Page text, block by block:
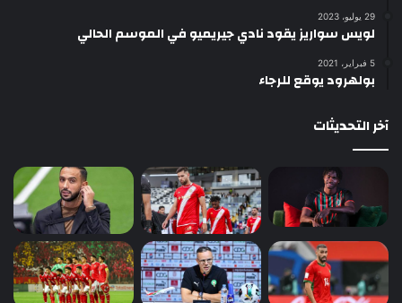
29 يوليو، 2023
لويس سواريز يقود نادي جيريميو في الموسم الحالي
5 فبراير، 2021
بولهرود يوقع للرجاء
آخر التحديثات